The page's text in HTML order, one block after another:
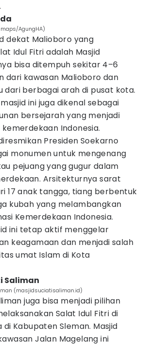
AgungHA)
dekat Malioboro yang
Idul Fitri adalah Masjid
bisa ditempuh sekitar 4–6
dari kawasan Malioboro dan
dari berbagai arah di pusat kota.
ini juga dikenal sebagai
bersejarah yang menjadi
Indonesia.
Presiden Soekarno
monumen untuk mengenang
pejuang yang gugur dalam
Arsitekturnya sarat
17 anak tangga, tiang berbentuk
kubah yang melambangkan
Kemerdekaan Indonesia.
ini tetap aktif menggelar
keagamaan dan menjadi salah
umat Islam di Kota
Saliman
(masjidsuciatisaliman.id)
juga bisa menjadi pilihan
Salat Idul Fitri di
di Kabupaten Sleman. Masjid
Jalan Magelang ini